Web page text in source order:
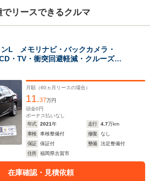
1.89m
全長
4.77m
ホイールベース
-m
1.87m
全長
4.66m
11.7～22.2km/L
└市街地:8.7～
└郊外:11.6～
└高速道路:13.7～
8.1km/L
└郊外
リースできるクルマ
L メモリナビ・バックカメラ・
・TV・衝突回避軽減・クルーズコ
ート・シートヒーター・プッシュ
ー・レクサス・RX
月額（60 ヵ月リースの場合）
11.37万円
頭金0円
ボーナス払いなし
年式
2021年 走行 4.7万km
車検
車検整備付 修復
なし
保証
保証付 整備
法定整備付
住所
福岡県古賀市
在庫確認・見積依頼